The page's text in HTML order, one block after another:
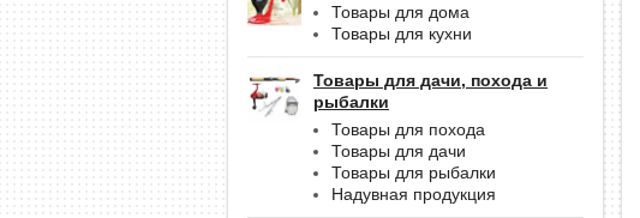
Товары для дома
Товары для кухни
Товары для дачи, похода и
рыбалки
Товары для похода
Товары для дачи
Товары для рыбалки
Надувная продукция